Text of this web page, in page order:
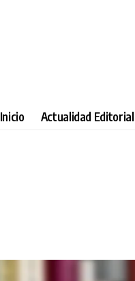
Inicio Actualidad Editorial